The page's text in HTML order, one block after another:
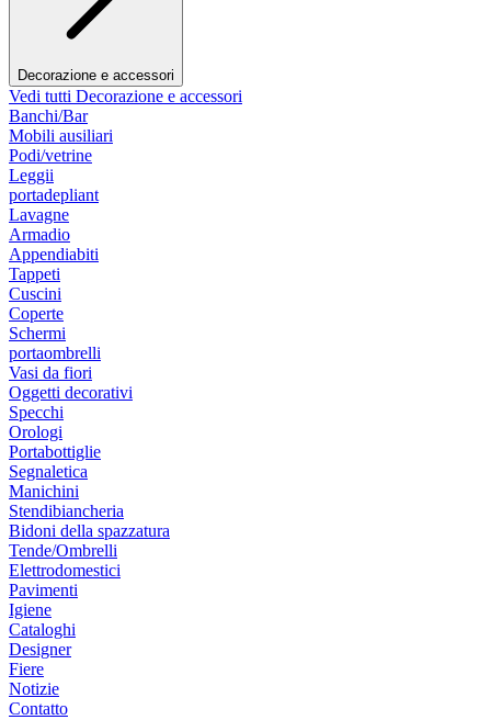
Decorazione e accessori
Vedi tutti Decorazione e accessori
Banchi/Bar
Mobili ausiliari
Podi/vetrine
Leggii
portadepliant
Lavagne
Armadio
Appendiabiti
Tappeti
Cuscini
Coperte
Schermi
portaombrelli
Vasi da fiori
Oggetti decorativi
Specchi
Orologi
Portabottiglie
Segnaletica
Manichini
Stendibiancheria
Bidoni della spazzatura
Tende/Ombrelli
Elettrodomestici
Pavimenti
Igiene
Cataloghi
Designer
Fiere
Notizie
Contatto